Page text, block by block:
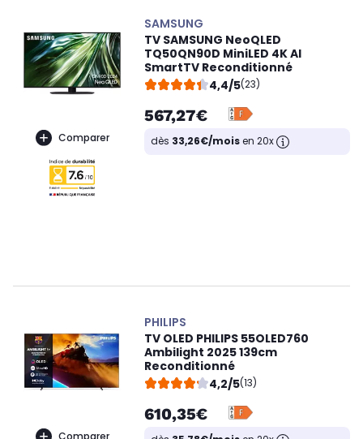
Comparer
SAMSUNG
TV SAMSUNG NeoQLED
TQ50QN90D MiniLED 4K AI
SmartTV Reconditionné
4,4/5(23)
567,27€
dès 33,26€/moisen 20x
Comparer
PHILIPS
TV OLED PHILIPS 55OLED760
Ambilight 2025 139cm
Reconditionné
4,2/5(13)
610,35€